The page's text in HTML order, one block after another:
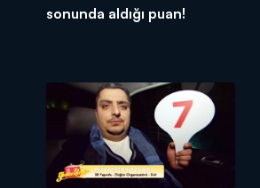
sonunda aldığı puan!